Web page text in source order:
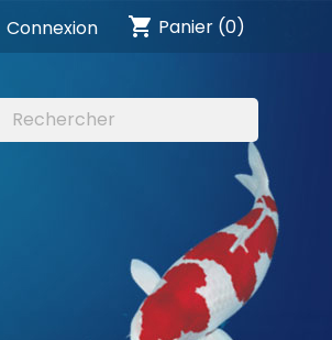
Connexion shopping_cart Panier (0)